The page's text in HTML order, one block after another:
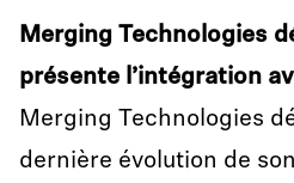
Merging Technologies
présente l’intégration
Merging Technologies
dernière évolution de